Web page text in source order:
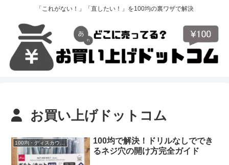
「これがない！」「直したい！」を100均の裏ワザで解決
お買い上げドットコム
100均で解決！ドリルなしででき
るネジ穴の開け方完全ガイド